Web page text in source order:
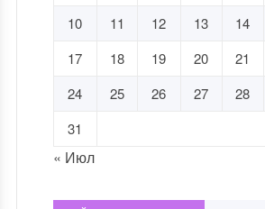
10
11 12 13 14
17
18 19 20 21
24
25 26 27 28
31
« Июл